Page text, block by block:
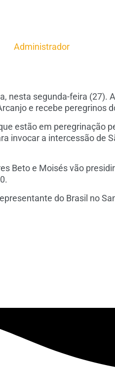
Administrador
nesta segunda-feira (27).
e recebe peregrinos
estão em peregrinação
invocar a intercessão de
Beto e Moisés vão
do Brasil no